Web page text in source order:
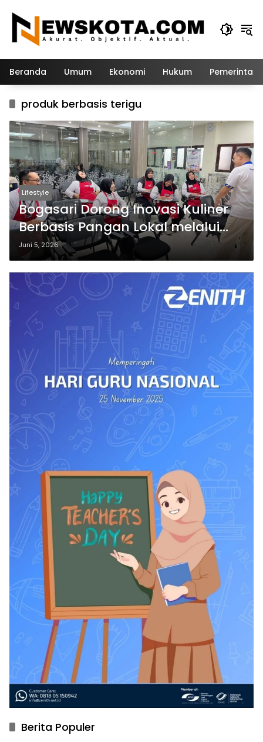
konten
Beranda Umum Ekonomi Hukum
produk berbasis terigu
Lifestyle
Bogasari Dorong Inovasi Kuliner
Berbasis Pangan Lokal melalui
Pelatihan Guru SMKN 3 Kediri
Juni 5, 2026
Berita Populer